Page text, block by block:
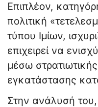
Επιπλέον,
πολιτική
τύπου Ιμίων,
επιχειρεί να
μέσω
εγκατάστασης
Στην ανάλυσή